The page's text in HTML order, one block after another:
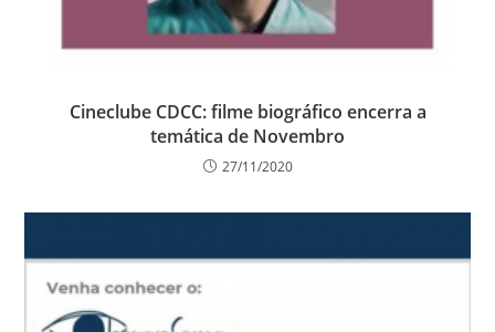
Cineclube CDCC: filme biográfico encerra a
temática de Novembro
27/11/2020